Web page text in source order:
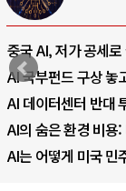
중국 AI, 저가 공세
AI 국부펀드 구상 놓
AI 데이터센터 반대
AI의 숨은 환경 비용
AI는 어떻게 미국 민